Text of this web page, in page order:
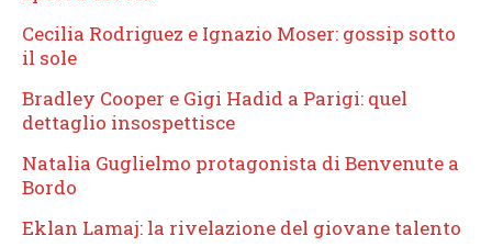
Cecilia Rodriguez e Ignazio Moser: gossip sotto
il sole
Bradley Cooper e Gigi Hadid a Parigi: quel
dettaglio insospettisce
Natalia Guglielmo protagonista di Benvenute a
Bordo
Eklan Lamaj: la rivelazione del giovane talento